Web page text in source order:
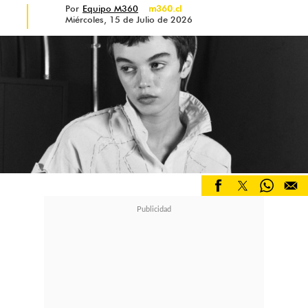
sneakers chunkyy de
inspiración court o lifestyle también
Por Equipo M360
m360.cl
Miércoles, 15 de Julio de 2026